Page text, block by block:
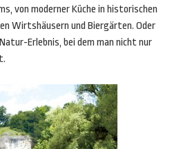
von moderner Küche in historischen
Wirtshäusern und Biergärten. Oder
Erlebnis, bei dem man nicht nur